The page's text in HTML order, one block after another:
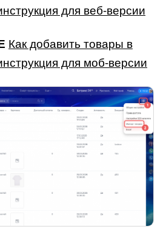
для веб-версии
Как добавить товары в
для моб-версии